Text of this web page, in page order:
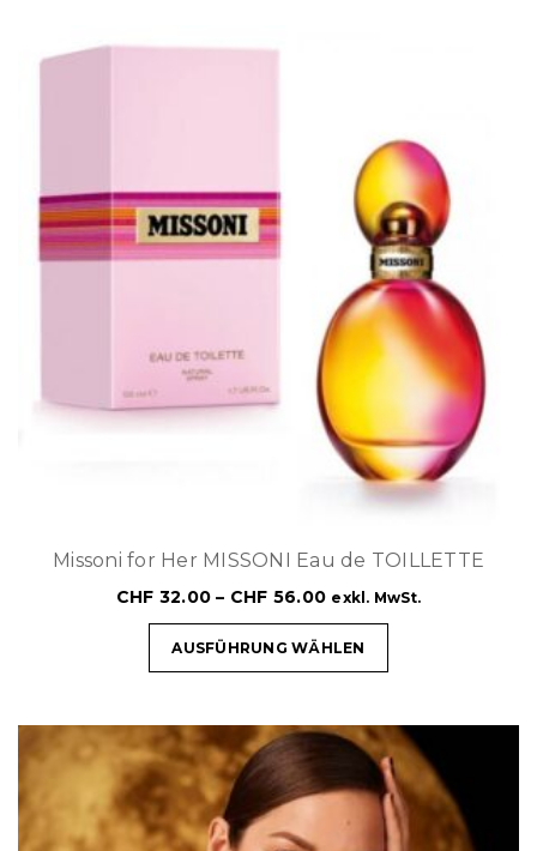
Missoni for Her MISSONI Eau de TOILLETTE
CHF 32.00 – CHF 56.00 exkl. MwSt.
AUSFÜHRUNG WÄHLEN